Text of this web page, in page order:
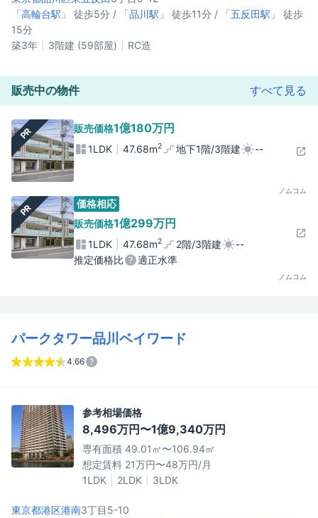
「高輪台駅 」 徒歩5分 / 「品川駅 」 徒歩11分 / 「五反田駅 」 徒歩
15分
築3年
3階建 (59部屋) RC造
販売中の物件 すべて見る
PR 販売価格1億180万円
1LDK 47.68m2 地下1階/3階建 --
ノムコム
PR
価格相応
販売価格1億299万円
1LDK 47.68m2 2階/3階建
--
推定価格比
適正水準
ノムコム
パークタワー品川ベイワード
4.66
参考相場価格
8,496万円〜1億9,340万円
専有面積 49.01㎡〜106.94㎡
想定賃料 21万円〜48万円/月
1LDK
2LDK 3LDK
東京都港区港南3丁目5-10